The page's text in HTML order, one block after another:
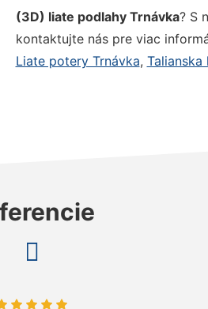
(3D) liate podlahy Trnávka? S
kontaktujte nás pre viac
Liate potery Trnávka, Talianska